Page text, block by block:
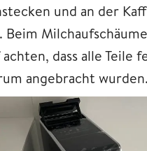
und an der
Beim
achten, dass alle Teile
angebracht wurden.